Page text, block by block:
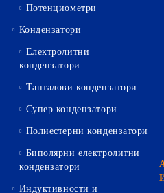
Потенциометри
Кондензатори
Електролитни
кондензатори
Танталови кондензатори
Супер кондензатори
Полиестерни кондензатори
Биполярни електролитни
кондензатори
Индуктивности и